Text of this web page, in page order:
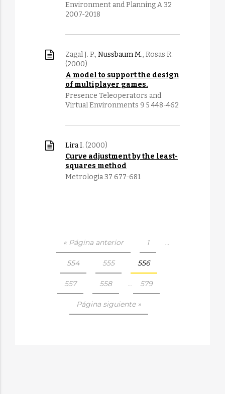
Environment and Planning A 32
2007-2018
Zagal J. P., Nussbaum M., Rosas R.
(2000)
A model to support the design
of multiplayer games.
Presence Teleoperators and
Virtual Environments 9 5 448-462
Lira I. (2000)
Curve adjustment by the least-
squares method
Metrologia 37 677-681
« Página anterior 1 …
554 555 556
557 558 … 579
Página siguiente »